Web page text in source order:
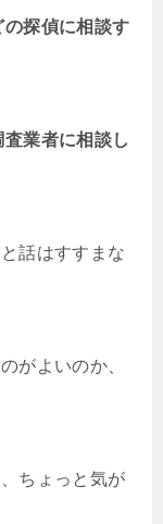
探偵に相談す
業者に相談し
話はすすまな
がよいのか、
ちょっと気が